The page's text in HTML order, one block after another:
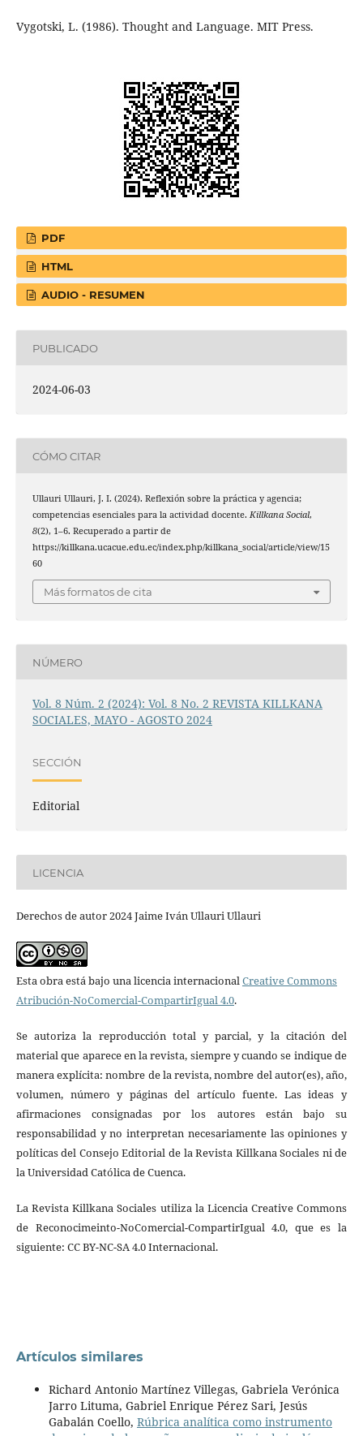
Vygotski, L. (1986). Thought and Language. MIT Press.
PDF
HTML
AUDIO - RESUMEN
PUBLICADO
2024-06-03
CÓMO CITAR
Ullauri Ullauri, J. I. (2024). Reflexión sobre la práctica y agencia;
competencias esenciales para la actividad docente. Killkana Social,
8(2), 1–6. Recuperado a partir de
https://killkana.ucacue.edu.ec/index.php/killkana_social/article/view/15
60
Más formatos de cita
NÚMERO
Vol. 8 Núm. 2 (2024): Vol. 8 No. 2 REVISTA KILLKANA
SOCIALES, MAYO - AGOSTO 2024
SECCIÓN
Editorial
LICENCIA
Derechos de autor 2024 Jaime Iván Ullauri Ullauri
Esta obra está bajo una licencia internacionalCreative Commons
Atribución-NoComercial-CompartirIgual 4.0.
Se autoriza la reproducción total y parcial, y la citación del
material que aparece en la revista, siempre y cuando se indique de
manera explícita: nombre de la revista, nombre del autor(es), año,
volumen, número y páginas del artículo fuente. Las ideas y
afirmaciones consignadas por los autores están bajo su
responsabilidad y no interpretan necesariamente las opiniones y
políticas del Consejo Editorial de la Revista Killkana Sociales ni de
la Universidad Católica de Cuenca.
La Revista Killkana Sociales utiliza la Licencia Creative Commons
de Reconocimeinto-NoComercial-CompartirIgual 4.0, que es la
siguiente: CC BY-NC-SA 4.0 Internacional.
Artículos similares
Richard Antonio Martínez Villegas, Gabriela Verónica
Jarro Lituma, Gabriel Enrique Pérez Sari, Jesús
Gabalán Coello, Rúbrica analítica como instrumento